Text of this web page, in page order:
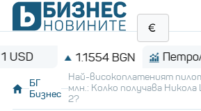
1.1554 BGN Петрол
БГ
Бизнес
Най-високоплатеният
млн.: Колко получава
2?